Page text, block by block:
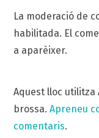
La moderació de
habilitada. El
a aparèixer.
Aquest lloc
brossa.Apreneu
comentaris.